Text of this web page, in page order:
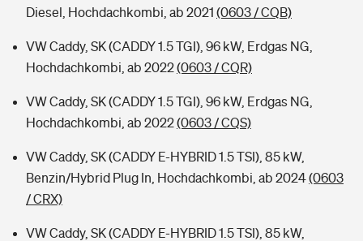
Diesel, Hochdachkombi, ab 2021 (0603 / CQB)
VW Caddy, SK (CADDY 1.5 TGI), 96 kW, Erdgas NG,
Hochdachkombi, ab 2022(0603 / CQR)
VW Caddy, SK (CADDY 1.5 TGI), 96 kW, Erdgas NG,
Hochdachkombi, ab 2022(0603 / CQS)
VW Caddy, SK (CADDY E-HYBRID 1.5 TSI), 85 kW,
Benzin/Hybrid Plug In, Hochdachkombi, ab 2024(0603
/ CRX)
VW Caddy, SK (CADDY E-HYBRID 1.5 TSI), 85 kW,